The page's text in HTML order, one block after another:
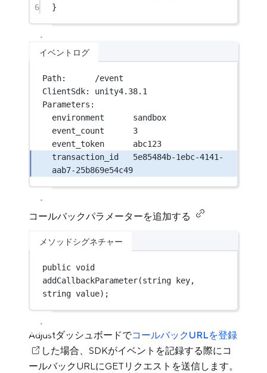
6
}
イベントログ
Path:      /event
ClientSdk: unity4.38.1
Parameters:
environment      sandbox
event_count      3
event_token      abc123
transaction_id   5e85484b-1ebc-4141-
aab7-25b869e54c49
コールバックパラメーターを追加する
メソッドシグネチャー
public void
addCallbackParameter(string key
string value);
AdjustダッシュボードでコールバックURLを登録
した場合、SDKがイベントを記録する際にコ
ールバックURLにGETリクエストを送信します。